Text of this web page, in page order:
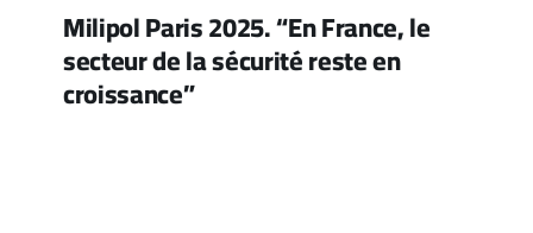
Milipol Paris 2025. “En France, le
secteur de la sécurité reste en
croissance”